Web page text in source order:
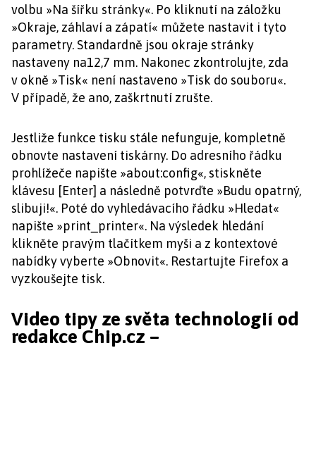
volbu »Na šířku stránky«. Po kliknutí na záložku
»Okraje, záhlaví a zápatí« můžete nastavit i tyto
parametry. Standardně jsou okraje stránky
nastaveny na12,7 mm. Nakonec zkontrolujte, zda
v okně »Tisk« není nastaveno »Tisk do souboru«.
V případě, že ano, zaškrtnutí zrušte.
Jestliže funkce tisku stále nefunguje, kompletně
obnovte nastavení tiskárny. Do adresního řádku
prohlížeče napište »about:config«, stiskněte
klávesu [Enter] a následně potvrďte »Budu opatrný,
slibuji!«. Poté do vyhledávacího řádku »Hledat«
napište »print_printer«. Na výsledek hledání
klikněte pravým tlačítkem myši a z kontextové
nabídky vyberte »Obnovit«. Restartujte Firefox a
vyzkoušejte tisk.
Video tipy ze světa technologií od
redakce Chip.cz –